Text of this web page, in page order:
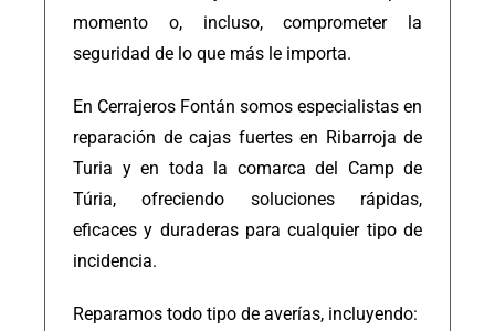
momento o, incluso, comprometer la
seguridad de lo que más le importa.
En Cerrajeros Fontán somos especialistas en
reparación de cajas fuertes en Ribarroja de
Turia y en toda la comarca del Camp de
Túria, ofreciendo soluciones rápidas,
eficaces y duraderas para cualquier tipo de
incidencia.
Reparamos todo tipo de averías, incluyendo: